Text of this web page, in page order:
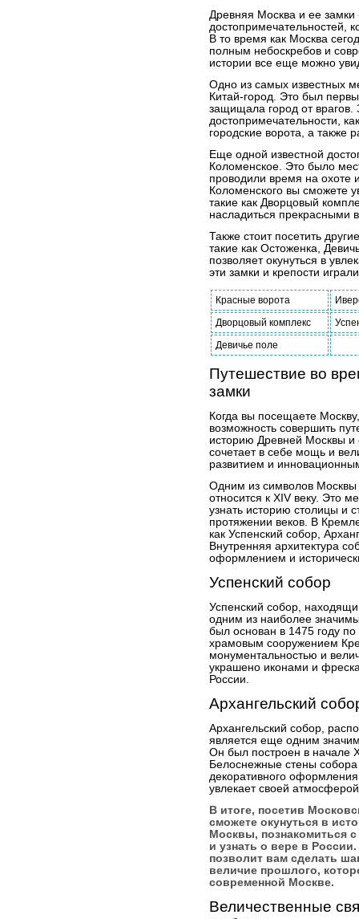
Древняя Москва и ее замки
достопримечательностей,
В то время как Москва
полным небоскребов и
истории все еще можно
Одно из самых известных
Китай-город. Это был
защищала город от врагов.
достопримечательности,
городские ворота, а также
Еще одной известной
Коломенское. Это было
проводили время на
Коломенского вы сможете
такие как Дворцовый
насладиться прекрасными
Также стоит посетить
такие как Остоженка,
позволяет окунуться в
эти замки и крепости
Красные ворота
Дворцовый комплекс
Девичье поле
Путешествие во
замки
Когда вы посещаете
возможность совершить
историю Древней Москвы и
сочетает в себе мощь и
развитием и
Одним из символов Москвы
относится к XIV веку. Это
узнать историю столицы и
протяжении веков. В
как Успенский собор,
Внутренняя архитектура
оформлением и
Успенский собор
Успенский собор,
одним из наиболее
был основан в 1475 году
храмовым сооружением
монументальностью и
украшено иконами и
России.
Архангельский
Архангельский собор,
является еще одним
Он был построен в начале
Белоснежные стены
декоративного
увлекает своей
В итоге, посетив
сможете окунуться в
Москвы, познакомиться
и узнать о вере в
позволит вам сделать
величие прошлого,
современной Москве.
Величественные